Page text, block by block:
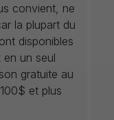
convient, ne
la plupart du
disponibles
en un seul
gratuite au
et plus